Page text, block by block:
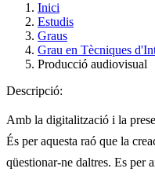
Inici
Estudis
Graus
Grau en Tècniques
Producció audiovisual
Descripció:
Amb la digitalització i la
És per aquesta raó que la
qüestionar-ne daltres. Es